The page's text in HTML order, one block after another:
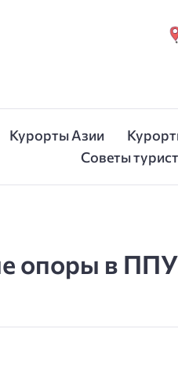
Курорты Азии
Советы
опоры в